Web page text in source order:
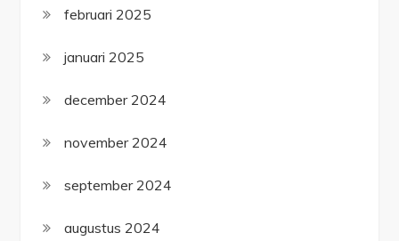
februari 2025
januari 2025
december 2024
november 2024
september 2024
augustus 2024